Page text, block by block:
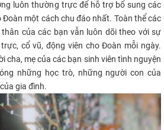
luôn thường trực để hỗ trợ bổ sung các
một cách chu đáo nhất. Toàn thể các
của các bạn vẫn luôn dõi theo với sự
cổ vũ, động viên cho Đoàn mỗi ngày.
cha, mẹ của các bạn sinh viên tình nguyện
những học trò, những người con của
gia đình.